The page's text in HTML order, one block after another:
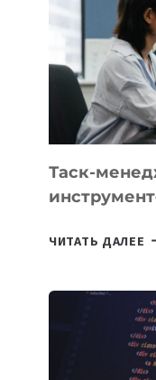
3
Таск-
ЧИТАТЬ ДАЛЕЕ